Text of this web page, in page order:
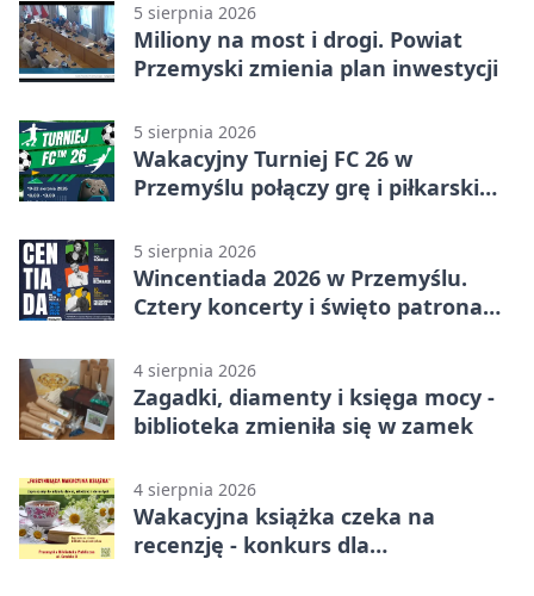
5 sierpnia 2026
Miliony na most i drogi. Powiat
Przemyski zmienia plan inwestycji
5 sierpnia 2026
Wakacyjny Turniej FC 26 w
Przemyślu połączy grę i piłkarski
5 sierpnia 2026
Wincentiada 2026 w Przemyślu.
Cztery koncerty i święto patrona
4 sierpnia 2026
Zagadki, diamenty i księga mocy -
biblioteka zmieniła się w zamek
4 sierpnia 2026
Wakacyjna książka czeka na
recenzję - konkurs dla